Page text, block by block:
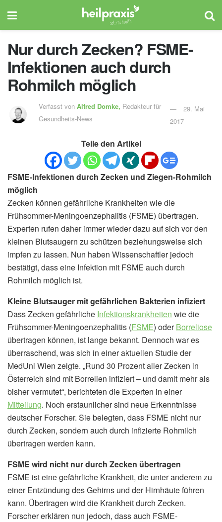
Nur durch Zecken? FSME-
Infektionen auch durch
Rohmilch möglich
Verfasst vonAlfred Domke, Redakteur für
Gesundheits-News
29. Mai
2017
Teile den Artikel
FSME-Infektionen durch Zecken und Ziegen-Rohmilch
möglich
Zecken können gefährliche Krankheiten wie die
Frühsommer-Meningoenzephalitis (FSME) übertragen.
Experten rufen daher immer wieder dazu auf sich vor den
kleinen Blutsaugern zu schützen beziehungsweise sich
impfen zu lassen. Nun haben Wissenschaftler jedoch
bestätigt, dass eine Infektion mit FSME auch durch
Rohmilch möglich ist.
Kleine Blutsauger mit gefährlichen Bakterien infiziert
Dass Zecken gefährliche Infektionskrankheiten wie die
Frühsommer-Meningoenzephalitis (FSME) oderBorreliose
übertragen können, ist lange bekannt. Dennoch war es
überraschend, was sich in einer aktuellen Studie der
MedUni Wien zeigte. „Rund 30 Prozent aller Zecken in
Österreich sind mit Borrelien infiziert – und damit mehr als
bisher vermutet“, berichteten die Experten in einer
Mitteilung. Noch erstaunlicher sind neue Erkenntnisse
deutscher Forscher. Sie belegten, dass FSME nicht nur
durch Zecken, sondern auch durch infizierte Rohmilch
übertragen werden kann.
FSME wird nicht nur durch Zecken übertragen
FSME ist eine gefährliche Krankheit, die unter anderem zu
einer Entzündung des Gehirns und der Hirnhäute führen
kann. Übertragen wird die Krankheit durch Zecken.
Forscher erklären nun jedoch, dass auch FSME-